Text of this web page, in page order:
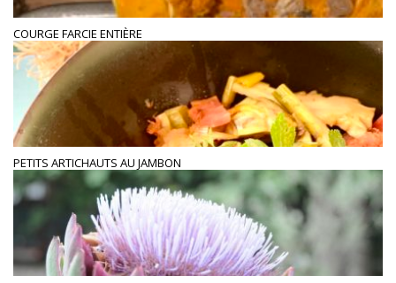
COURGE FARCIE ENTIÈRE
PETITS ARTICHAUTS AU JAMBON